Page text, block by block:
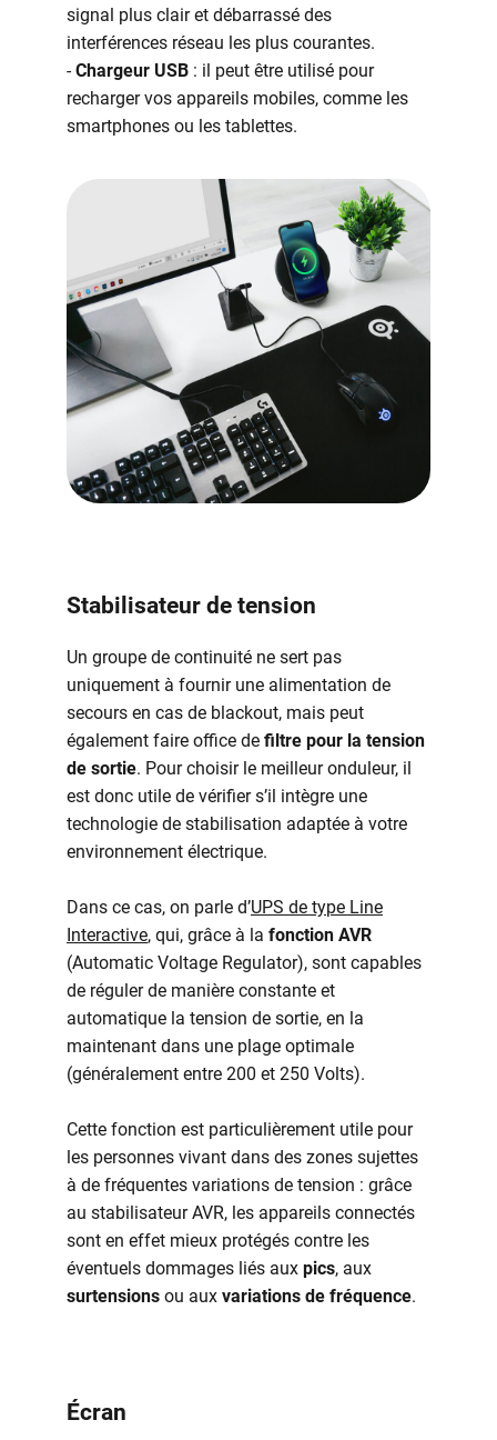
signal plus clair et débarrassé des
interférences réseau les plus courantes.
-Chargeur USB : il peut être utilisé pour
recharger vos appareils mobiles, comme les
smartphones ou les tablettes.
Stabilisateur de tension
Un groupe de continuité ne sert pas
uniquement à fournir une alimentation de
secours en cas de blackout, mais peut
également faire office de filtre pour la tension
de sortie. Pour choisir le meilleur onduleur, il
est donc utile de vérifier s’il intègre une
technologie de stabilisation adaptée à votre
environnement électrique.
Dans ce cas, on parle d’UPS de type Line
Interactive, qui, grâce à la fonction AVR
(Automatic Voltage Regulator), sont capables
de réguler de manière constante et
automatique la tension de sortie, en la
maintenant dans une plage optimale
(généralement entre 200 et 250 Volts).
Cette fonction est particulièrement utile pour
les personnes vivant dans des zones sujettes
à de fréquentes variations de tension : grâce
au stabilisateur AVR, les appareils connectés
sont en effet mieux protégés contre les
éventuels dommages liés aux pics, aux
surtensions ou aux variations de fréquence.
Écran